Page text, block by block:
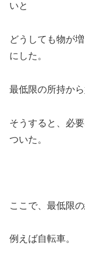
いと
どうしても物が
にした。
最低限の所持か
そうすると、必
ついた。
ここで、最低限
例えば自転車。